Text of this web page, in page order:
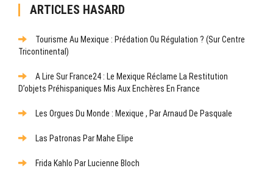
ARTICLES HASARD
Tourisme Au Mexique : Prédation Ou Régulation ? (Sur Centre
Tricontinental)
A Lire Sur France24 : Le Mexique Réclame La Restitution
D’objets Préhispaniques Mis Aux Enchères En France
Les Orgues Du Monde : Mexique , Par Arnaud De Pasquale
Las Patronas Par Mahe Elipe
Frida Kahlo Par Lucienne Bloch